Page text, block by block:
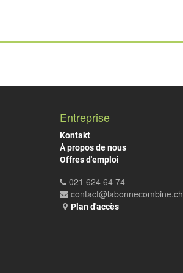
Entreprise
Kontakt
À propos de nous
Offres d'emploi
021 624 64 74
contact@labonnecombine.ch
Plan d'accès